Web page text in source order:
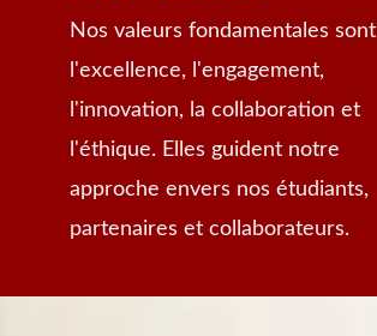
Nos valeurs fondamentales sont
l'excellence, l'engagement,
l'innovation, la collaboration et
l'éthique. Elles guident notre
approche envers nos étudiants,
partenaires et collaborateurs.